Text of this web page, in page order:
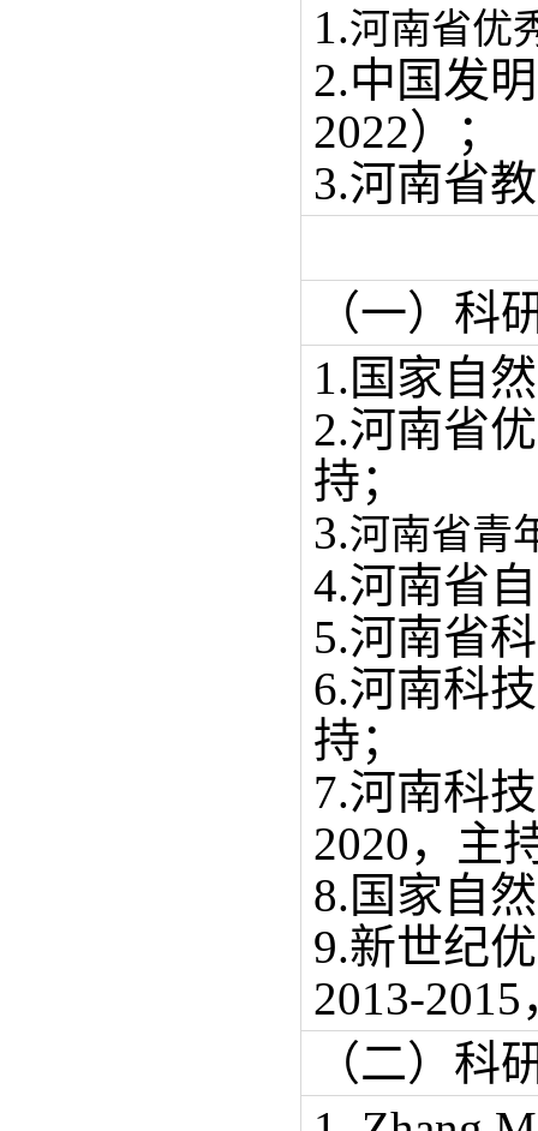
1.河南省优
2.中国发
2022）；
3.河南省
（一）科
1.国家自
2.河南省
持；
3.河南省青
4.河南省
5.河南省
6.河南科
持；
7.河南科
2020，主
8.国家自
9.新世纪
2013-
（二）科